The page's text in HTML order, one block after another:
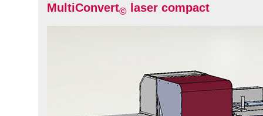
MultiConvert© laser compact